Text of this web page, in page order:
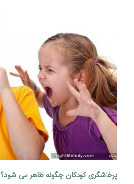
پرخاشگری کودکان چگونه ظاهر می شود؟